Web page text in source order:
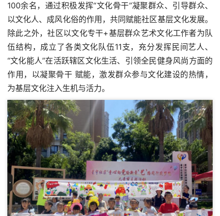
100余名，通过积极发挥“文化骨干”凝聚群众、引导群众、
以文化人、成风化俗的作用，共同赋能社区基层文化发展。
除此之外，社区以文化专干+基层群众艺术文化工作者为队
伍结构，成立了各类文化队伍11支，充分发挥民间艺人、
“文化能人”在活跃辖区文化生活、引领全民健身风尚方面的
作用，以凝聚骨干 赋能，激发群众参与文化建设的热情，
为基层文化注入生机与活力。